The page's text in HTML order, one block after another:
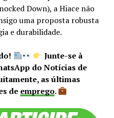
Down), a Hiace não
uma proposta robusta
e durabilidade.
Junte-se à
do Notícias de
as últimas
de emprego.